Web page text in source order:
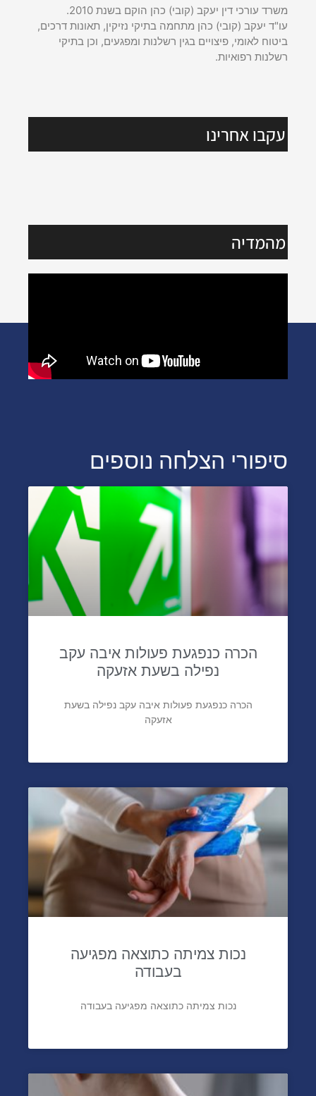
משרד עורכי דין יעקב (קובי) כהן הוקם בשנת 2010.
עו"ד יעקב (קובי) כהן מתחמה בתיקי נזיקין, תאונות דרכים,
ביטוח לאומי, פיצויים בגין רשלנות ומפגעים, וכן בתיקי
רשלנות רפואיות.
עקבו אחרינו
מהמדיה
סיפורי הצלחה נוספים
הכרה כנפגעת פעולות איבה עקב
נפילה בשעת אזעקה
הכרה כנפגעת פעולות איבה עקב נפילה בשעת
אזעקה
נכות צמיתה כתוצאה מפגיעה
בעבודה
נכות צמיתה כתוצאה מפגיעה בעבודה